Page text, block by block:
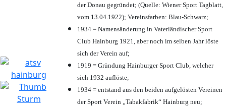
der Donau gegründet; (Quelle: Wiener Sport Tagblatt,
vom 13.04.1922); Vereinsfarben: Blau-Schwarz;
1934 = Namensänderung in Vaterländischer Sport
Club Hainburg 1921, aber noch im selben Jahr löste
sich der Verein auf;
1919 = Gründung Hainburger Sport Club, welcher
sich 1932 auflöste;
1934 = entstand aus den beiden aufgelösten Vereinen
der Sport Verein „Tabakfabrik“ Hainburg neu;